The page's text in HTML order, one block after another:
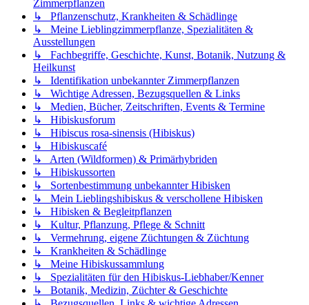
Zimmerpflanzen
↳ Pflanzenschutz, Krankheiten & Schädlinge
↳ Meine Lieblingzimmerpflanze, Spezialitäten &
Ausstellungen
↳ Fachbegriffe, Geschichte, Kunst, Botanik, Nutzung &
Heilkunst
↳ Identifikation unbekannter Zimmerpflanzen
↳ Wichtige Adressen, Bezugsquellen & Links
↳ Medien, Bücher, Zeitschriften, Events & Termine
↳ Hibiskusforum
↳ Hibiscus rosa-sinensis (Hibiskus)
↳ Hibiskuscafé
↳ Arten (Wildformen) & Primärhybriden
↳ Hibiskussorten
↳ Sortenbestimmung unbekannter Hibisken
↳ Mein Lieblingshibiskus & verschollene Hibisken
↳ Hibisken & Begleitpflanzen
↳ Kultur, Pflanzung, Pflege & Schnitt
↳ Vermehrung, eigene Züchtungen & Züchtung
↳ Krankheiten & Schädlinge
↳ Meine Hibiskussammlung
↳ Spezialitäten für den Hibiskus-Liebhaber/Kenner
↳ Botanik, Medizin, Züchter & Geschichte